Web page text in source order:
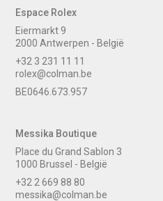
Espace Rolex
Eiermarkt 9
2000 Antwerpen - België
+32 3 231 11 11
rolex@colman.be
BE0646.673.957
Messika Boutique
Place du Grand Sablon 3
1000 Brussel - België
+32 2 669 88 80
messika@colman.be